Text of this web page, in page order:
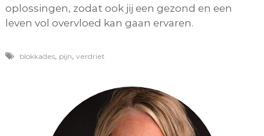
oplossingen, zodat ook jij een gezond en een
leven vol overvloed kan gaan ervaren.
blokkades, pijn, verdriet